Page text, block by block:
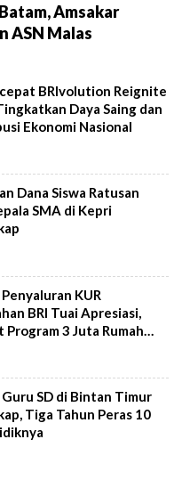
Amsakar
ASN Malas
BRIvolution Reignite
Daya Saing dan
Ekonomi Nasional
Dana Siswa Ratusan
SMA di Kepri
KUR
BRI Tuai Apresiasi,
Program 3 Juta Rumah
SD di Bintan Timur
Tiga Tahun Peras 10